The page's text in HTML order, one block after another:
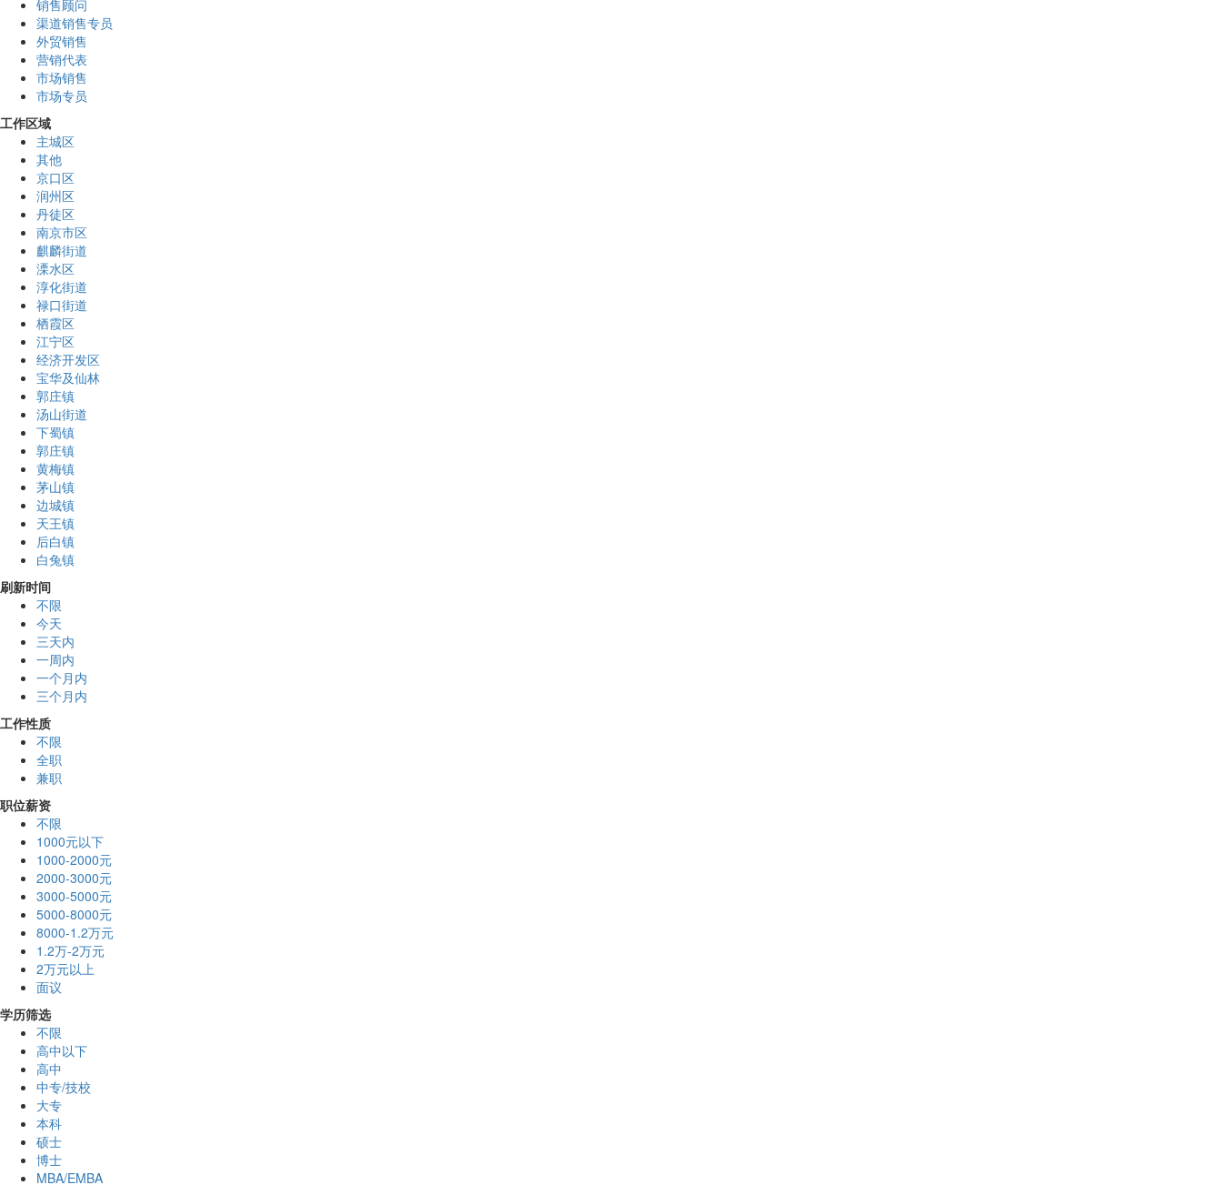
销售顾问
渠道销售专员
外贸销售
营销代表
市场销售
市场专员
工作区域
主城区
其他
京口区
润州区
丹徒区
南京市区
麒麟街道
溧水区
淳化街道
禄口街道
栖霞区
江宁区
经济开发区
宝华及仙林
郭庄镇
汤山街道
下蜀镇
郭庄镇
黄梅镇
茅山镇
边城镇
天王镇
后白镇
白兔镇
刷新时间
不限
今天
三天内
一周内
一个月内
三个月内
工作性质
不限
全职
兼职
职位薪资
不限
1000元以下
1000-2000元
2000-3000元
3000-5000元
5000-8000元
8000-1.2万元
1.2万-2万元
2万元以上
面议
学历筛选
不限
高中以下
高中
中专/技校
大专
本科
硕士
博士
MBA/EMBA